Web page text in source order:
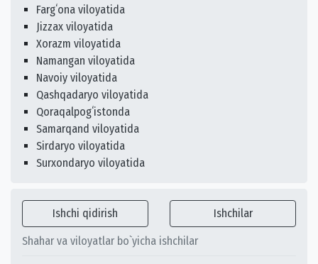
Fargʻona viloyatida
Jizzax viloyatida
Xorazm viloyatida
Namangan viloyatida
Navoiy viloyatida
Qashqadaryo viloyatida
Qoraqalpogʻistonda
Samarqand viloyatida
Sirdaryo viloyatida
Surxondaryo viloyatida
Ishchi qidirish Ishchilar
Shahar va viloyatlar bo`yicha ishchilar